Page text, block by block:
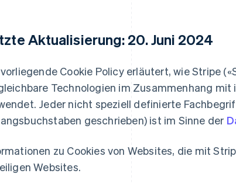
Aktualisierung: 20. Juni 2024
Cookie Policy erläutert, wie Stripe
Technologien im Zusammenhang mit
Jeder nicht speziell definierte
geschrieben) ist im Sinne der
zu Cookies von Websites, die mit
Websites.